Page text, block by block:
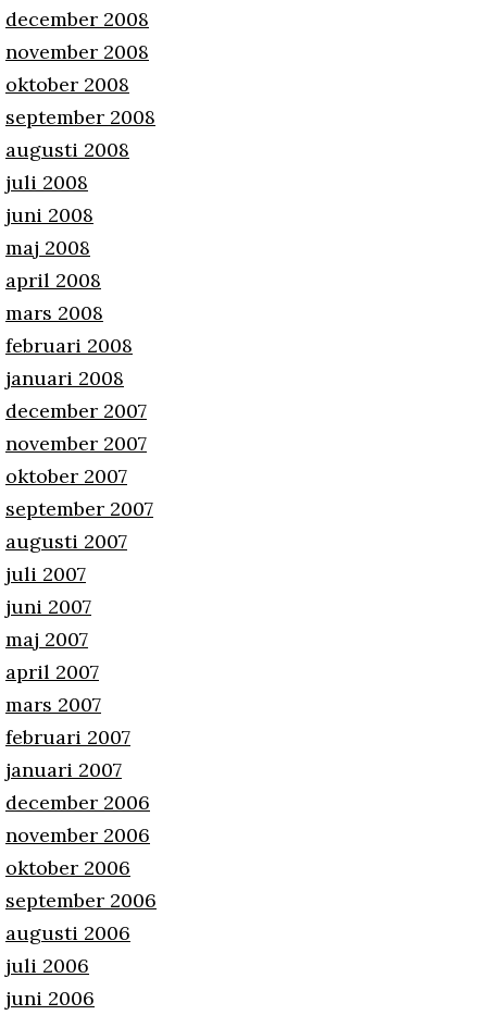
december 2008
november 2008
oktober 2008
september 2008
augusti 2008
juli 2008
juni 2008
maj 2008
april 2008
mars 2008
februari 2008
januari 2008
december 2007
november 2007
oktober 2007
september 2007
augusti 2007
juli 2007
juni 2007
maj 2007
april 2007
mars 2007
februari 2007
januari 2007
december 2006
november 2006
oktober 2006
september 2006
augusti 2006
juli 2006
juni 2006